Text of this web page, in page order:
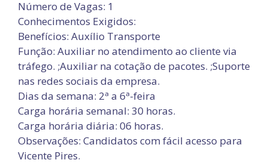
Número de Vagas: 1
Conhecimentos Exigidos:
Benefícios: Auxílio Transporte
Função: Auxiliar no atendimento ao cliente via
tráfego. ;Auxiliar na cotação de pacotes. ;Suporte
nas redes sociais da empresa.
Dias da semana: 2ª a 6ª-feira
Carga horária semanal: 30 horas.
Carga horária diária: 06 horas.
Observações: Candidatos com fácil acesso para
Vicente Pires.